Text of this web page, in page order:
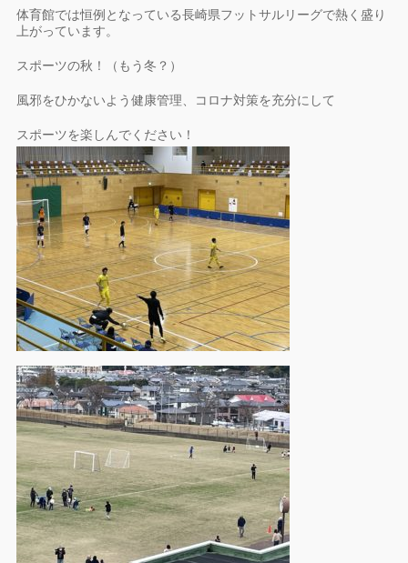
体育館では恒例となっている長崎県フットサルリーグで熱く盛り
上がっています。
スポーツの秋！（もう冬？）
風邪をひかないよう健康管理、コロナ対策を充分にして
スポーツを楽しんでください！